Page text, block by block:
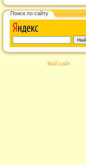
Поиск по сайту
Мой сайт